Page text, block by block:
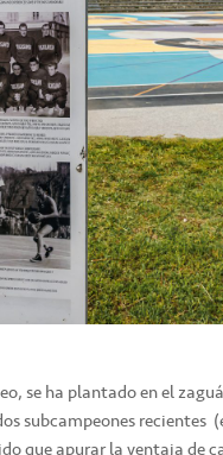
se ha plantado en el
subcampeones recientes
que apurar la ventaja de